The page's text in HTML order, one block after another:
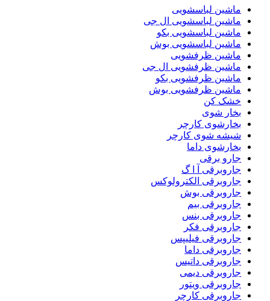
ماشین لباسشویی
ماشین لباسشویی ال جی
ماشین لباسشویی بکو
ماشین لباسشویی بوش
ماشین ظرفشویی
ماشین ظرفشویی ال جی
ماشین ظرفشویی بکو
ماشین ظرفشویی بوش
خشک کن
بخار شوی
بخارشوی کارچر
شیشه شوی کارچر
بخارشوی داما
جارو برقی
جاروبرقی آ ا گ
جاروبرقی الکترولوکس
جاروبرقی بوش
جاروبرقی بیم
جاروبرقی بنس
جاروبرقی فکر
جاروبرقی فیلیپس
جاروبرقی داما
جاروبرقی داتیس
جاروبرقی دیمی
جاروبرقی ویتور
جاروبرقی کارچر